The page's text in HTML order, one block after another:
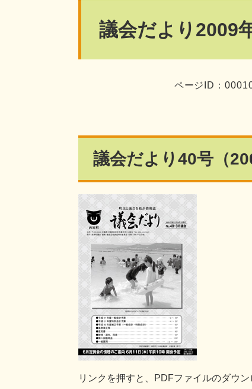
議会だより2009
ページID：
議会だより40号（
リンクを押すと、PDFファイルのダウン